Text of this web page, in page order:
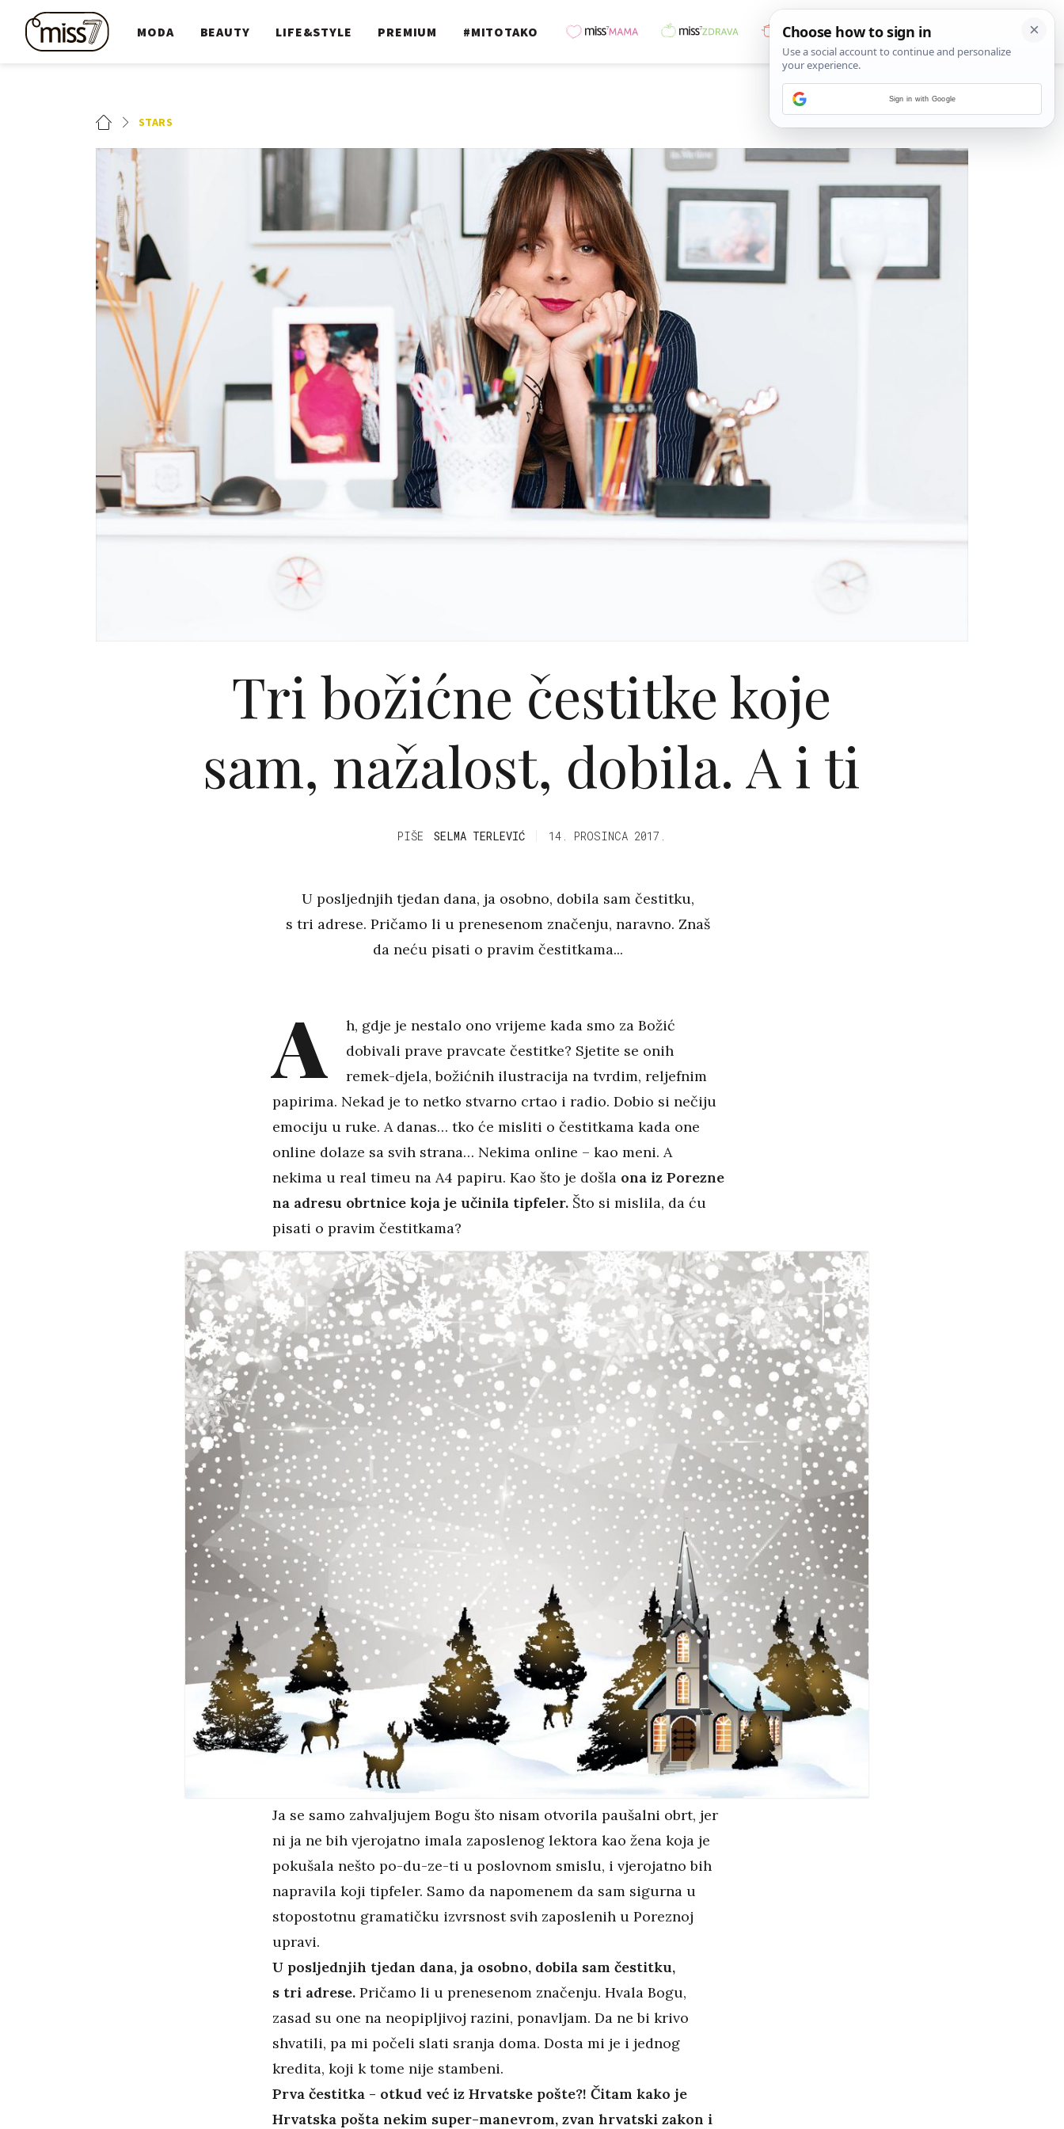
MODA BEAUTY LIFE&STYLE PREMIUM #MITOTAKO
STARS
Tri božićne čestitke koje
sam, nažalost, dobila. A i ti
PIŠE SELMA TERLEVIĆ 14. PROSINCA 2017.
U posljednjih tjedan dana, ja osobno, dobila sam čestitku,
s tri adrese. Pričamo li u prenesenom značenju, naravno. Znaš
da neću pisati o pravim čestitkama...
A
h, gdje je nestalo ono vrijeme kada smo za Božić
dobivali prave pravcate čestitke? Sjetite se onih
remek-djela, božićnih ilustracija na tvrdim, reljefnim
papirima. Nekad je to netko stvarno crtao i radio. Dobio si nečiju
emociju u ruke. A danas… tko će misliti o čestitkama kada one
online dolaze sa svih strana… Nekima online – kao meni. A
nekima u real timeu na A4 papiru. Kao što je došla ona iz Porezne
na adresu obrtnice koja je učinila tipfeler. Što si mislila, da ću
pisati o pravim čestitkama?
Ja se samo zahvaljujem Bogu što nisam otvorila paušalni obrt, jer
ni ja ne bih vjerojatno imala zaposlenog lektora kao žena koja je
pokušala nešto po-du-ze-ti u poslovnom smislu, i vjerojatno bih
napravila koji tipfeler. Samo da napomenem da sam sigurna u
stopostotnu gramatičku izvrsnost svih zaposlenih u Poreznoj
upravi.
U posljednjih tjedan dana, ja osobno, dobila sam čestitku,
s tri adrese.Pričamo li u prenesenom značenju. Hvala Bogu,
zasad su one na neopipljivoj razini, ponavljam. Da ne bi krivo
shvatili, pa mi počeli slati sranja doma. Dosta mi je i jednog
kredita, koji k tome nije stambeni.
Prva čestitka - otkud već iz Hrvatske pošte?! Čitam kako je
Hrvatska pošta nekim super-manevrom, zvan hrvatski zakon i
Sign in with Google